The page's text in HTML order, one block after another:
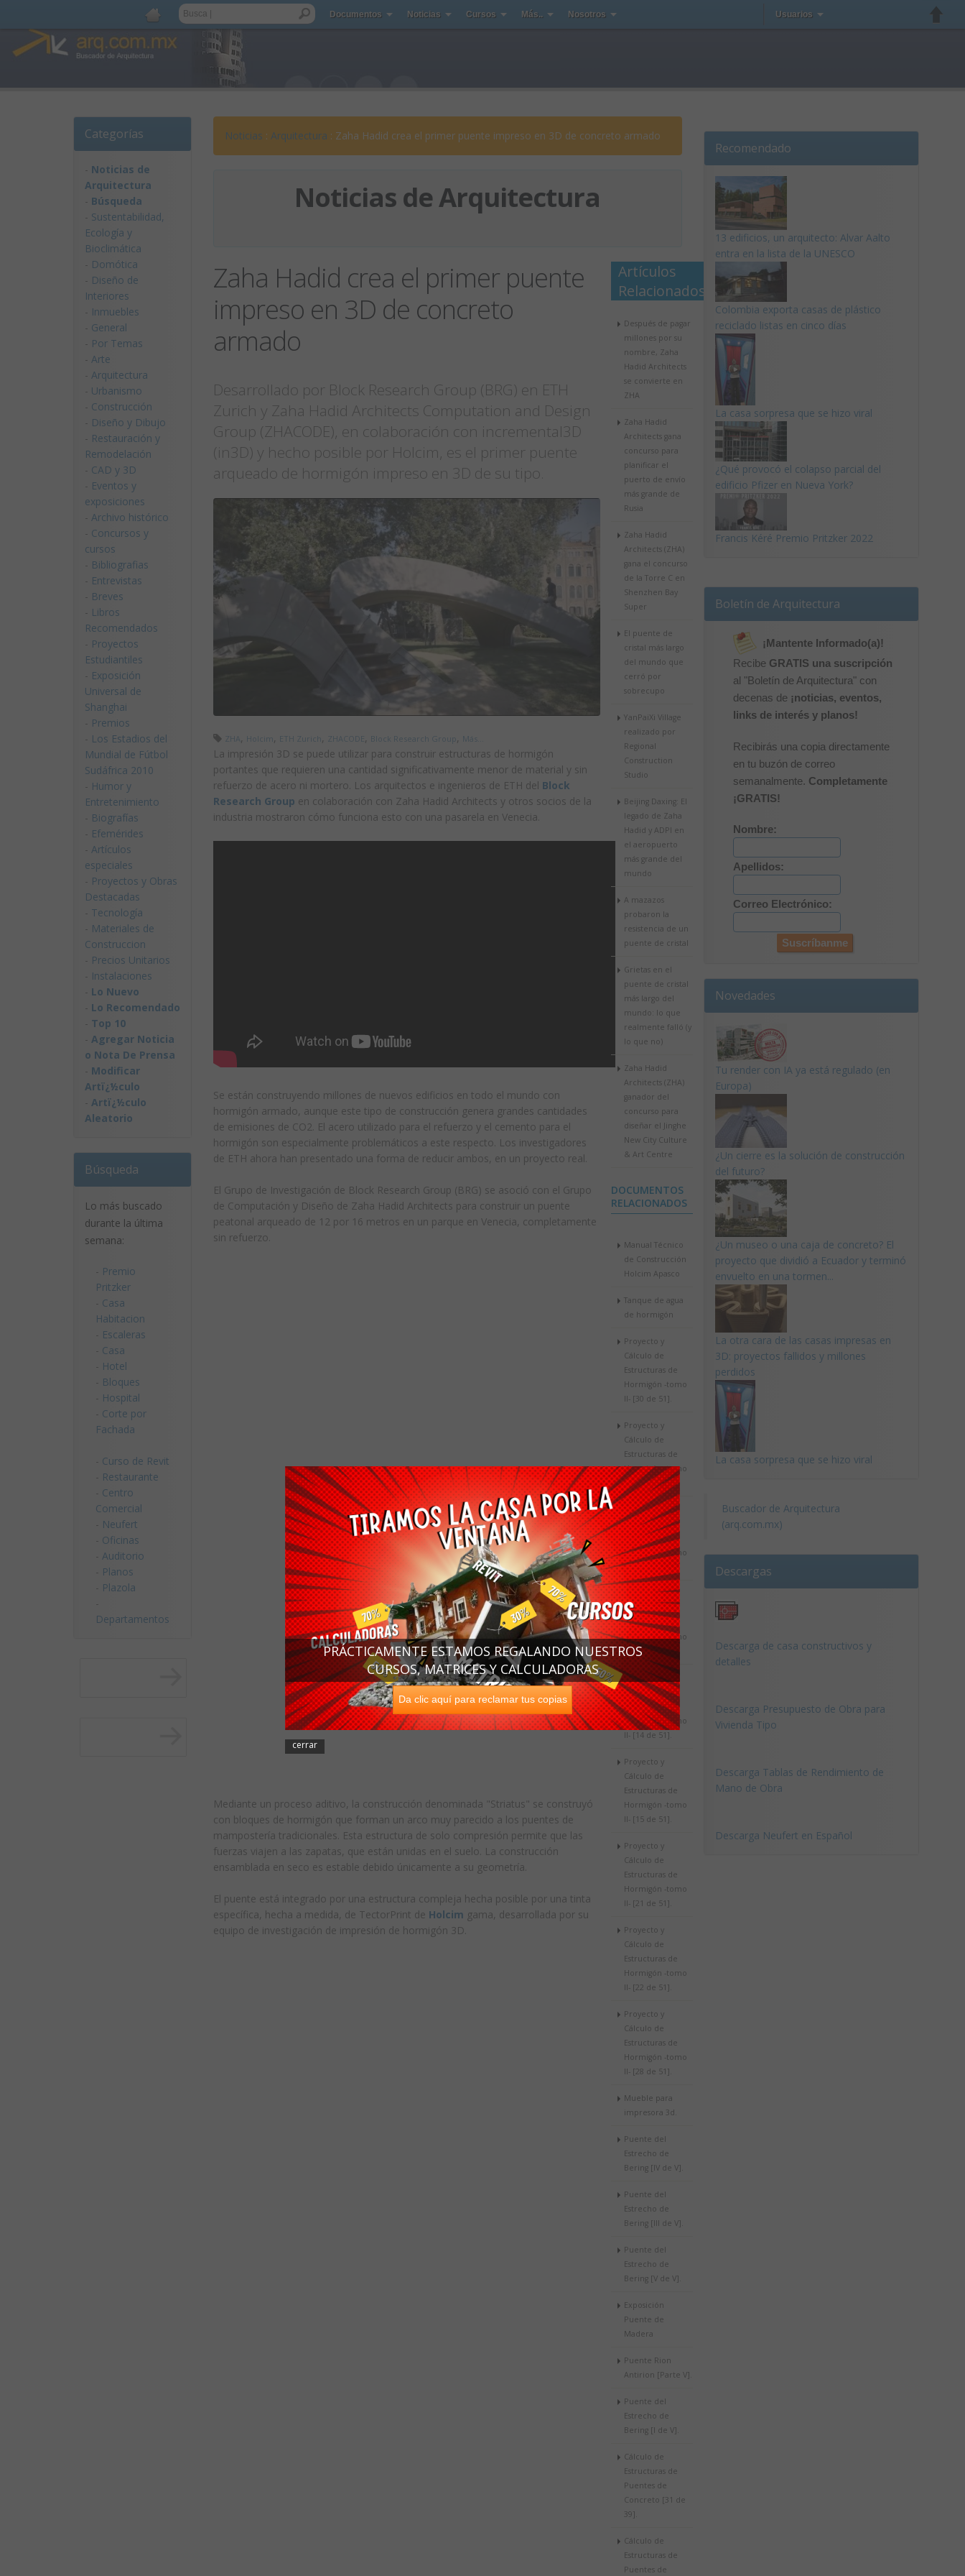
Documentos Noticias Cursos Más.. Nosotros Usuarios
Categorías
- Noticias de
Arquitectura
- Búsqueda
- Sustentabilidad,
Ecologí­a y
Bioclimática
- Domótica
- Diseño de
Interiores
- Inmuebles
- General
- Por Temas
- Arte
- Arquitectura
- Urbanismo
- Construcción
- Diseño y Dibujo
- Restauración y
Remodelación
- CAD y 3D
- Eventos y
exposiciones
- Archivo histórico
- Concursos y
cursos
- Bibliografias
- Entrevistas
- Breves
- Libros
Recomendados
- Proyectos
Estudiantiles
- Exposición
Universal de
Shanghai
- Premios
- Los Estadios del
Mundial de Fútbol
Sudáfrica 2010
- Humor y
Entretenimiento
- Biografías
- Efemérides
- Artículos
especiales
- Proyectos y Obras
Destacadas
- Tecnología
- Materiales de
Construccion
- Precios Unitarios
- Instalaciones
- Lo Nuevo
- Lo Recomendado
- Top 10
- Agregar Noticia
o Nota De Prensa
- Modificar
Artï¿½culo
- Artï¿½culo
Aleatorio
Búsqueda
Lo más buscado
durante la última
semana:
- Premio
Pritzker
- Casa
Habitacion
- Escaleras
- Casa
- Hotel
- Bloques
- Hospital
- Corte por
Fachada
- Curso de Revit
- Restaurante
- Centro
Comercial
- Neufert
- Oficinas
- Auditorio
- Planos
- Plazola
-
Departamentos
Noticias : Arquitectura : Zaha Hadid crea el primer puente impreso en 3D de concreto armado
Noticias de Arquitectura
Zaha Hadid crea el primer puente
impreso en 3D de concreto
armado
Desarrollado por Block Research Group (BRG) en ETH
Zurich y Zaha Hadid Architects Computation and Design
Group (ZHACODE), en colaboración con incremental3D
(in3D) y hecho posible por Holcim, es el primer puente
arqueado de hormigón impreso en 3D de su tipo.
ZHA, Holcim, ETH Zurich, ZHACODE , Block Research Group, Más...
La impresión 3D se puede utilizar para construir estructuras de hormigón
portantes que requieren una cantidad significativamente menor de material y sin
refuerzo de acero ni mortero. Los arquitectos e ingenieros de ETH del Block
Research Group en colaboración con Zaha Hadid Architects y otros socios de la
industria mostraron cómo funciona esto con una pasarela en Venecia.
Se están construyendo millones de nuevos edificios en todo el mundo con
hormigón armado, aunque este tipo de construcción genera grandes cantidades
de emisiones de CO2. El acero utilizado para el refuerzo y el cemento para el
hormigón son especialmente problemáticos a este respecto. Los investigadores
de ETH ahora han presentado una forma de reducir ambos, en un proyecto real.
El Grupo de Investigación de Block Research Group (BRG) se asoció con el Grupo
de Computación y Diseño de Zaha Hadid Architects para construir un puente
peatonal arqueado de 12 por 16 metros en un parque en Venecia, completamente
sin refuerzo.
Mediante un proceso aditivo, la construcción denominada "Striatus" se construyó
con bloques de hormigón que forman un arco muy parecido a los puentes de
mampostería tradicionales. Esta estructura de solo compresión permite que las
fuerzas viajen a las zapatas, que están unidas en el suelo. La construcción
ensamblada en seco es estable debido únicamente a su geometría.
El puente está integrado por una estructura compleja hecha posible por una tinta
específica, hecha a medida, de TectorPrint de Holcim gama, desarrollada por su
equipo de investigación de impresión de hormigón 3D.
Artículos
Relacionados
Después de pagar
millones por su
nombre, Zaha
Hadid Architects
se convierte en
ZHA
Zaha Hadid
Architects gana
concurso para
planificar el
puerto de envío
más grande de
Rusia
Zaha Hadid
Architects (ZHA)
gana el concurso
de la Torre C en
Shenzhen Bay
Super
El puente de
cristal más largo
del mundo que
cerró por
sobrecupo
YanPaiXi Village
realizado por
Regional
Construction
Studio
Beijing Daxing: El
legado de Zaha
Hadid y ADPI en
el aeropuerto
más grande del
mundo
A mazazos
probaron la
resistencia de un
puente de cristal
Grietas en el
puente de cristal
más largo del
mundo: lo que
realmente falló (y
lo que no)
Zaha Hadid
Architects (ZHA)
ganador del
concurso para
diseñar el Jinghe
New City Culture
& Art Centre
DOCUMENTOS
RELACIONADOS
Manual Técnico
de Construcción
Holcim Apasco
Tanque de agua
de hormigón
Proyecto y
Cálculo de
Estructuras de
Hormigón -tomo
II- [30 de 51].
Proyecto y
Cálculo de
Estructuras de
Hormigón -tomo
I- [38 de 45].
Proyecto y
Cálculo de
Estructuras de
Hormigón -tomo
I- [40 de 45].
Proyecto y
Cálculo de
Estructuras de
Hormigón -tomo
I- [42 de 45].
Proyecto y
Cálculo de
Estructuras de
Hormigón -tomo
II- [14 de 51].
Proyecto y
Cálculo de
Estructuras de
Hormigón -tomo
II- [15 de 51].
Proyecto y
Cálculo de
Estructuras de
Hormigón -tomo
II- [21 de 51].
Proyecto y
Cálculo de
Estructuras de
Hormigón -tomo
II- [22 de 51].
Proyecto y
Cálculo de
Estructuras de
Hormigón -tomo
II- [28 de 51].
Mueble para
impresora 3d.
Puente del
Estrecho de
Bering [IV de V].
Puente del
Estrecho de
Bering [III de V].
Puente del
Estrecho de
Bering [V de V].
Exposición
Puente de
Madera
Puente Rion
Antirion [Parte V].
Puente del
Estrecho de
Bering [I de V].
Cálculo de
Estructuras de
Puentes de
Concreto [31 de
39].
Cálculo de
Estructuras de
Puentes de
Recomendado
13 edificios, un arquitecto: Alvar Aalto
entra en la lista de la UNESCO
Colombia exporta casas de plástico
reciclado listas en cinco días
La casa sorpresa que se hizo viral
¿Qué provocó el colapso parcial del
edificio Pfizer en Nueva York?
Francis Kéré Premio Pritzker 2022
Boletín de Arquitectura
¡Mantente Informado(a)!
Recibe GRATIS una suscripción
al "Boletín de Arquitectura" con
decenas de ¡noticias, eventos,
links de interés y planos!
Recibirás una copia directamente
en tu buzón de correo
semanalmente. Completamente
¡GRATIS!
Nombre:
Apellidos:
Correo Electrónico:
Novedades
Tu render con IA ya está regulado (en
Europa)
¿Un cierre es la solución de construcción
del futuro?
¿Un museo o una caja de concreto? El
proyecto que dividió a Ecuador y terminó
envuelto en una tormen...
La otra cara de las casas impresas en
3D: proyectos fallidos y millones
perdidos
La casa sorpresa que se hizo viral
Buscador de Arquitectura
(arq.com.mx)
Descargas
Descarga de casa constructivos y
detalles
Descarga Presupuesto de Obra para
Vivienda Tipo
Descarga Tablas de Rendimiento de
Mano de Obra
Descarga Neufert en Español
cerrar
Da clic aquí para reclamar tus copias
PRÁCTICAMENTE ESTAMOS REGALANDO NUESTROS
CURSOS, MATRICES Y CALCULADORAS